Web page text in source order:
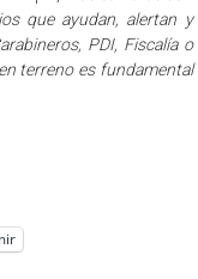
que ayudan, alertan y
PDI, Fiscalía o
terreno es fundamental